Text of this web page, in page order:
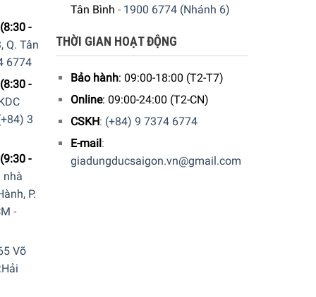
-
Q. Tân
6774
-
3
-
nhà
P.
-
Võ
Tân Bình - 1900 6774 (Nhánh 6)
THỜI GIAN HOẠT ĐỘNG
Bảo hành: 09:00-18:00 (T2-T7)
Online: 09:00-24:00 (T2-CN)
CSKH: (+84) 9 7374 6774
E-mail:
giadungducsaigon.vn@gmail.com